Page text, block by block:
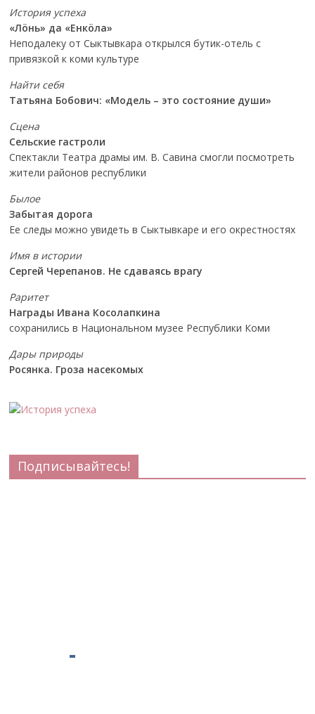
История успеха
«Лöнь» да «Енкöла»
Неподалеку от Сыктывкара открылся бутик-отель с
привязкой к коми культуре
Найти себя
Татьяна Бобович: «Модель – это состояние души»
Сцена
Сельские гастроли
Спектакли Театра драмы им. В. Савина смогли посмотреть
жители районов республики
Былое
Забытая дорога
Ее следы можно увидеть в Сыктывкаре и его окрестностях
Имя в истории
Сергей Черепанов. Не сдаваясь врагу
Раритет
Награды Ивана Косолапкина
сохранились в Национальном музее Республики Коми
Дары природы
Росянка. Гроза насекомых
Подписывайтесь!